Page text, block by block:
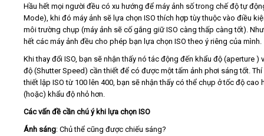
Hầu hết mọi người đều có xu hướng để máy ảnh số trong chế độ tự
Mode), khi đó máy ảnh sẽ lựa chọn ISO thích hợp tùy thuộc vào điều
môi trường chụp (máy ảnh sẽ cố gắng giữ ISO càng thấp càng tốt).
hết các máy ảnh đều cho phép bạn lựa chọn ISO theo ý riêng của mình.
Khi thay đổi ISO, bạn sẽ nhận thấy nó tác động đến khẩu độ (aperture )
độ (Shutter Speed) cần thiết để có được một tấm ảnh phơi sáng tốt.
thiết lập ISO từ 100 lên 400, bạn sẽ nhận thấy có thể chụp ở tốc độ cao
(hoặc) khẩu độ nhỏ hơn.
Các vấn đề cần chú ý khi lựa chọn ISO
Ánh sáng: Chủ thể cũng được chiếu sáng?